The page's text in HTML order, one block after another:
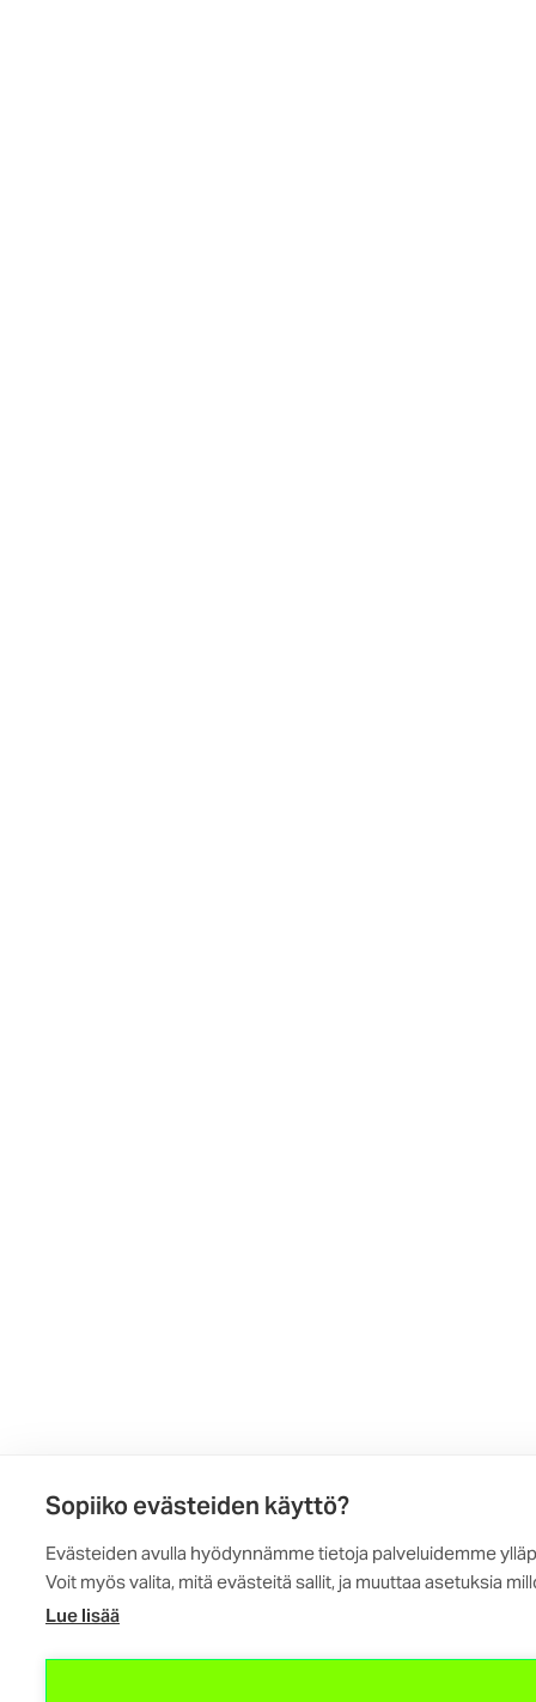
Sopiiko evästeiden käyttö?
Evästeiden avulla hyödynnämme tietoja palveluidemme
Voit myös valita, mitä evästeitä sallit, ja muuttaa asetuksia
Lue lisää